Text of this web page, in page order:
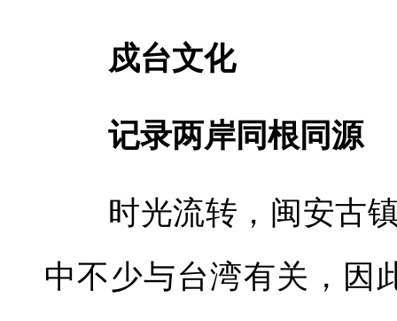
戍台文化
记录两岸同根同源
时光流转，闽安古
中不少与台湾有关，因